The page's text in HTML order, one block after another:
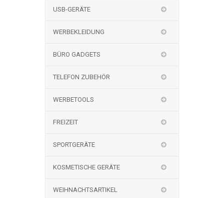
USB-GERÄTE
WERBEKLEIDUNG
BÜRO GADGETS
TELEFON ZUBEHÖR
WERBETOOLS
FREIZEIT
SPORTGERÄTE
KOSMETISCHE GERÄTE
WEIHNACHTSARTIKEL